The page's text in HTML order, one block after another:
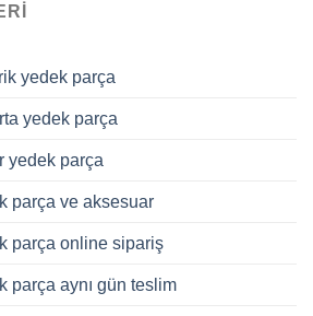
yedek parça
yedek parça
yedek parça
parça ve aksesuar
parça online sipariş
parça aynı gün teslim